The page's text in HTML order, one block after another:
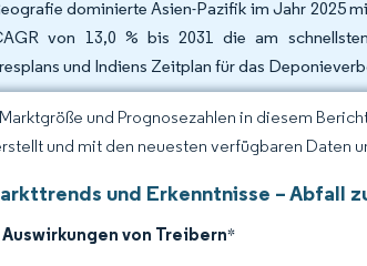
dominierte Asien-Pazifik im Jahr 2025
von 13,0 % bis 2031 die am
und Indiens Zeitplan für das
und Prognosezahlen in diesem
und mit den neuesten verfügbaren Daten
und Erkenntnisse – Abfall
von Treibern*